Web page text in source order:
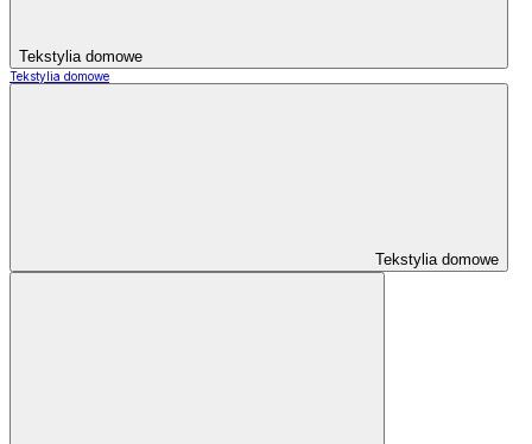
Tekstylia domowe
Tekstylia domowe
Tekstylia domowe